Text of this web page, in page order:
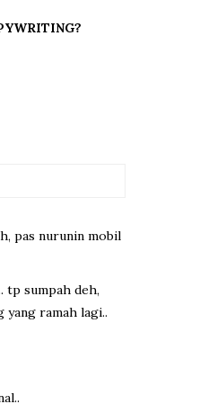
pas nurunin mobil
tp sumpah deh,
yang ramah lagi..